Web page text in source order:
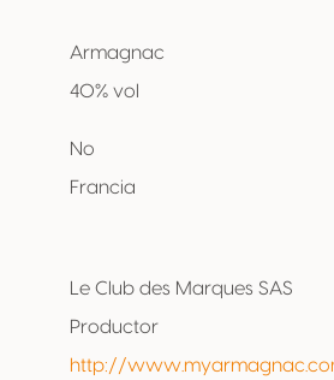
Armagnac
40% vol
No
Francia
Le Club des Marques SAS
Productor
http://